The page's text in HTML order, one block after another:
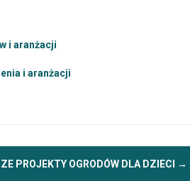
i aranżacji
i aranżacji
PROJEKTY OGRODÓW DLA DZIECI →